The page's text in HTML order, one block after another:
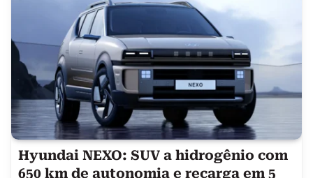
Hyundai NEXO: SUV a hidrogênio com
650 km de autonomia e recarga em 5